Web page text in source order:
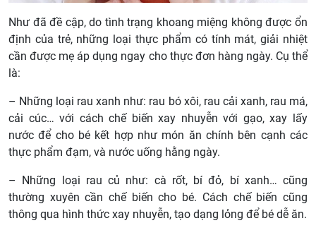
Như đã đề cập, do tình trạng khoang miệng không được ổn
định của trẻ, những loại thực phẩm có tính mát, giải nhiệt
cần được mẹ áp dụng ngay cho thực đơn hàng ngày. Cụ thể
là:
– Những loại rau xanh như: rau bó xôi, rau cải xanh, rau má,
cải cúc… với cách chế biến xay nhuyễn với gạo, xay lấy
nước để cho bé kết hợp như món ăn chính bên cạnh các
thực phẩm đạm, và nước uống hằng ngày.
– Những loại rau củ như: cà rốt, bí đỏ, bí xanh… cũng
thường xuyên cần chế biến cho bé. Cách chế biến cũng
thông qua hình thức xay nhuyễn, tạo dạng lỏng để bé dễ ăn.